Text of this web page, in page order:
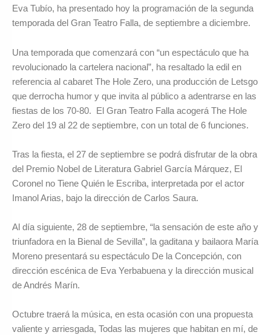
Eva Tubío, ha presentado hoy la programación de la segunda
temporada del Gran Teatro Falla, de septiembre a diciembre.
Una temporada que comenzará con “un espectáculo que ha
revolucionado la cartelera nacional”, ha resaltado la edil en
referencia al cabaret The Hole Zero, una producción de Letsgo
que derrocha humor y que invita al público a adentrarse en las
fiestas de los 70-80. El Gran Teatro Falla acogerá The Hole
Zero del 19 al 22 de septiembre, con un total de 6 funciones.
Tras la fiesta, el 27 de septiembre se podrá disfrutar de la obra
del Premio Nobel de Literatura Gabriel García Márquez, El
Coronel no Tiene Quién le Escriba, interpretada por el actor
Imanol Arias, bajo la dirección de Carlos Saura.
Al día siguiente, 28 de septiembre, “la sensación de este año y
triunfadora en la Bienal de Sevilla”, la gaditana y bailaora María
Moreno presentará su espectáculo De la Concepción, con
dirección escénica de Eva Yerbabuena y la dirección musical
de Andrés Marín.
Octubre traerá la música, en esta ocasión con una propuesta
valiente y arriesgada, Todas las mujeres que habitan en mí, de